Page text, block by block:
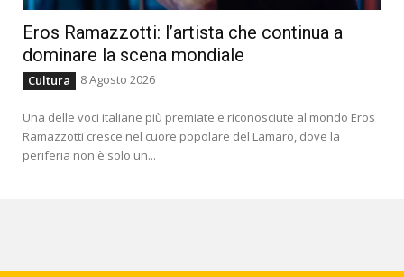
Eros Ramazzotti: l’artista che continua a
dominare la scena mondiale
Cultura 8 Agosto 2026
Una delle voci italiane più premiate e riconosciute al mondo Eros
Ramazzotti cresce nel cuore popolare del Lamaro, dove la
periferia non è solo un...